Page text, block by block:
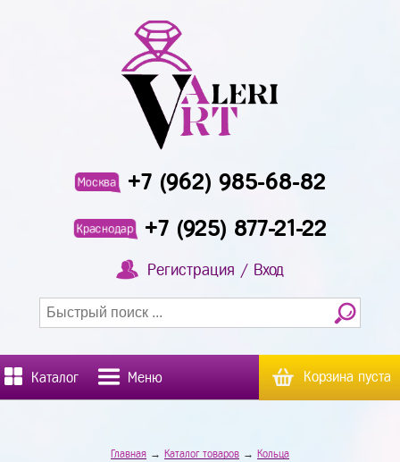
Москва +7 (962) 985-68-82
Краснодар +7 (925) 877-21-22
Регистрация / Вход
Каталог Меню Корзина пуста
Главная → Каталог товаров → Кольца